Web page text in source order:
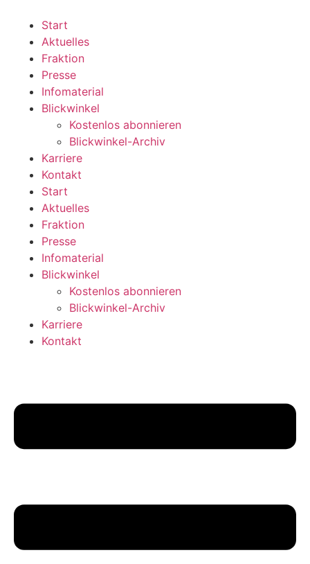
wechseln
Start
Aktuelles
Fraktion
Presse
Infomaterial
Blickwinkel
Kostenlos abonnieren
Blickwinkel-Archiv
Karriere
Kontakt
Start
Aktuelles
Fraktion
Presse
Infomaterial
Blickwinkel
Kostenlos abonnieren
Blickwinkel-Archiv
Karriere
Kontakt